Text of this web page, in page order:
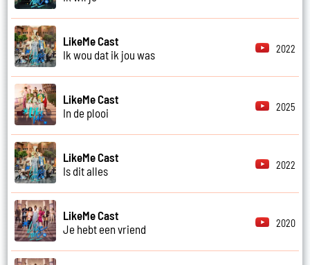
LikeMe Cast
Ik wou dat ik jou was
2022
LikeMe Cast
In de plooi
2025
LikeMe Cast
Is dit alles
2022
LikeMe Cast
Je hebt een vriend
2020